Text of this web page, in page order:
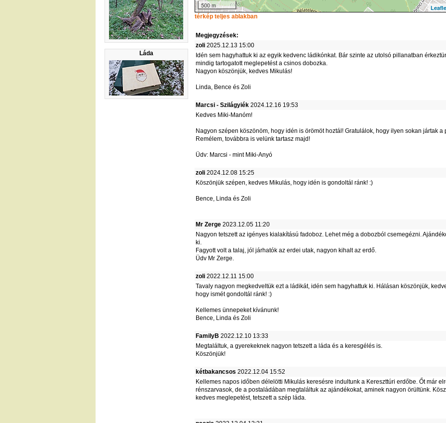
Láda
500 m
térkép teljes ablakban
Megjegyzések:
zoli 2025.12.13 15:00
Idén sem hagyhattuk ki az egyik kedvenc ládikónkat. Bár szinte az utolsó pillanatban
mindig tartogatott meglepetést a csinos dobozka.
Nagyon köszönjük, kedves Mikulás!
Linda, Bence és Zoli
Marcsi - Szilágyiék 2024.12.16 19:53
Kedves Miki-Manóm!
Nagyon szépen köszönöm, hogy idén is örömöt hoztál! Gratulálok, hogy ilyen sokan jártak a
Remélem, továbbra is velünk tartasz majd!
Üdv: Marcsi - mint Miki-Anyó
zoli 2024.12.08 15:25
Köszönjük szépen, kedves Mikulás, hogy idén is gondoltál ránk! :)
Bence, Linda és Zoli
Mr Zerge 2023.12.05 11:20
Nagyon tetszett az igényes kialakítású fadoboz. Lehet még a dobozból csemegézni.
ki.
Fagyott volt a talaj, jól járhatók az erdei utak, nagyon kihalt az erdő.
Üdv Mr Zerge.
zoli 2022.12.11 15:00
Tavaly nagyon megkedveltük ezt a ládikát, idén sem hagyhattuk ki. Hálásan köszönjük,
hogy ismét gondoltál ránk! :)
Kellemes ünnepeket kívánunk!
Bence, Linda és Zoli
FamilyB 2022.12.10 13:33
Megtaláltuk, a gyerekeknek nagyon tetszett a láda és a keresgélés is.
Köszönjük!
kétbakancsos 2022.12.04 15:52
Kellemes napos időben délelötti Mikulás keresésre indultunk a Kereszttúri erdőbe. Őt már
rénszarvasok, de a postaládában megtaláltuk az ajándékokat, aminek nagyon örültünk.
kedves meglepetést, tetszett a szép láda.